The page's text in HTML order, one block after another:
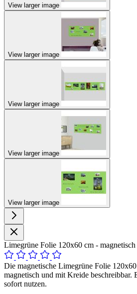
View larger image
View larger image
View larger image
View larger image
View larger image
Limegrüne Folie 120x60 cm -
Die magnetische Limegrüne Folie
magnetisch und mit Kreide beschreibbar.
sofort nutzen.